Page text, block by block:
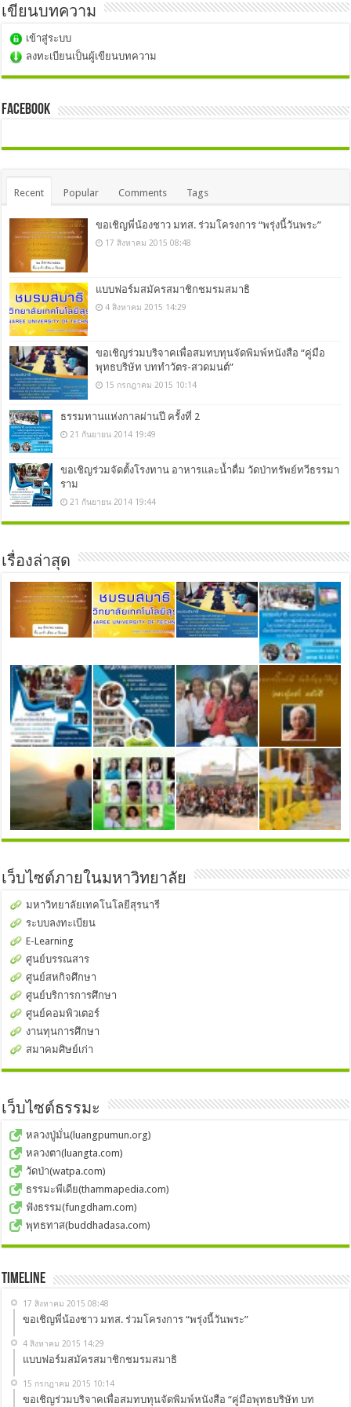
เขียนบทความ
เข้าสู่ระบบ
ลงทะเบียนเป็นผู้เขียนบทความ
Facebook
Recent Popular Comments Tags
ขอเชิญพี่น้องชาว มทส. ร่วมโครงการ “พรุ่งนี้วันพระ”
17 สิงหาคม 2015 08:48
แบบฟอร์มสมัครสมาชิกชมรมสมาธิ
4 สิงหาคม 2015 14:29
ขอเชิญร่วมบริจาคเพื่อสมทบทุนจัดพิมพ์หนังสือ “คู่มือ
พุทธบริษัท บททำวัตร-สวดมนต์”
15 กรกฎาคม 2015 10:14
ธรรมทานแห่งกาลผ่านปี ครั้งที่ 2
21 กันยายน 2014 19:49
ขอเชิญร่วมจัดตั้งโรงทาน อาหารและน้ำดื่ม วัดป่าทรัพย์ทวีธรรมา
ราม
21 กันยายน 2014 19:44
เรื่องล่าสุด
เว็บไซต์ภายในมหาวิทยาลัย
มหาวิทยาลัยเทคโนโลยีสุรนารี
ระบบลงทะเบียน
E-Learning
ศูนย์บรรณสาร
ศูนย์สหกิจศึกษา
ศูนย์บริการการศึกษา
ศูนย์คอมพิวเตอร์
งานทุนการศึกษา
สมาคมศิษย์เก่า
เว็บไซต์ธรรมะ
หลวงปู่มั่น(luangpumun.org)
หลวงตา(luangta.com)
วัดป่า(watpa.com)
ธรรมะพีเดีย(thammapedia.com)
ฟังธรรม(fungdham.com)
พุทธทาส(buddhadasa.com)
Timeline
17 สิงหาคม 2015 08:48
ขอเชิญพี่น้องชาว มทส. ร่วมโครงการ “พรุ่งนี้วันพระ”
4 สิงหาคม 2015 14:29
แบบฟอร์มสมัครสมาชิกชมรมสมาธิ
15 กรกฎาคม 2015 10:14
ขอเชิญร่วมบริจาคเพื่อสมทบทุนจัดพิมพ์หนังสือ “คู่มือพุทธบริษัท บท